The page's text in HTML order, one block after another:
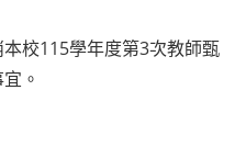
本校115學年度第3次教師甄
。